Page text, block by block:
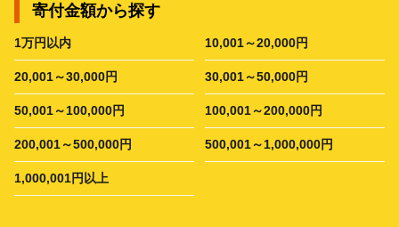
寄付金額から探す
1万円以内 10,001～20,000円
20,001～30,000円 30,001～50,000円
50,001～100,000円 100,001～200,000円
200,001～500,000円 500,001～1,000,000円
1,000,001円以上